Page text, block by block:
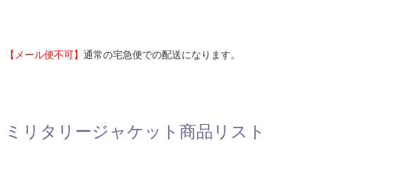
【メール便不可】 通常の宅急便での配送になります。
ミリタリージャケット商品リスト